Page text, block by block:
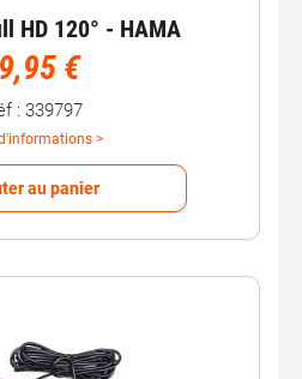
HD 120° - HAMA
€
: 339797
>
au panier